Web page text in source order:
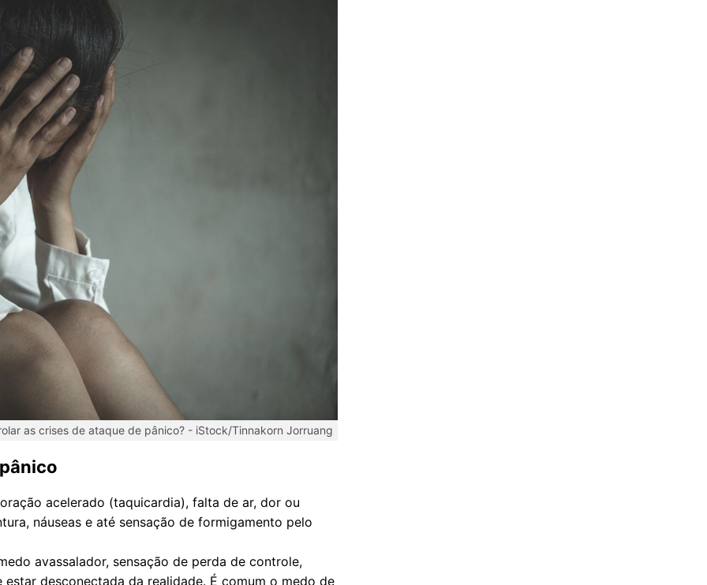
as crises de ataque de pânico? - iStock/Tinnakorn Jorruang
acelerado (taquicardia), falta de ar, dor ou
náuseas e até sensação de formigamento pelo
avassalador, sensação de perda de controle,
desconectada da realidade. É comum o medo de